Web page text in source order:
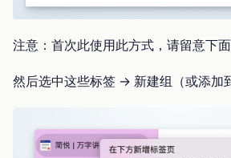
注意：首次此使用此方式，请留意下
然后选中这些标签 → 新建组（或添加